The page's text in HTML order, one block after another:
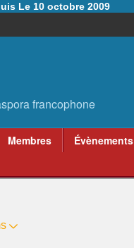
Le 10 octobre 2009
Membres Évènements